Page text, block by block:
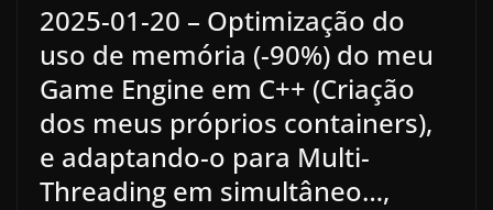
2025-01-20 – Optimização do
uso de memória (-90%) do meu
Game Engine em C++ (Criação
dos meus próprios containers),
e adaptando-o para Multi-
Threading em simultâneo…,